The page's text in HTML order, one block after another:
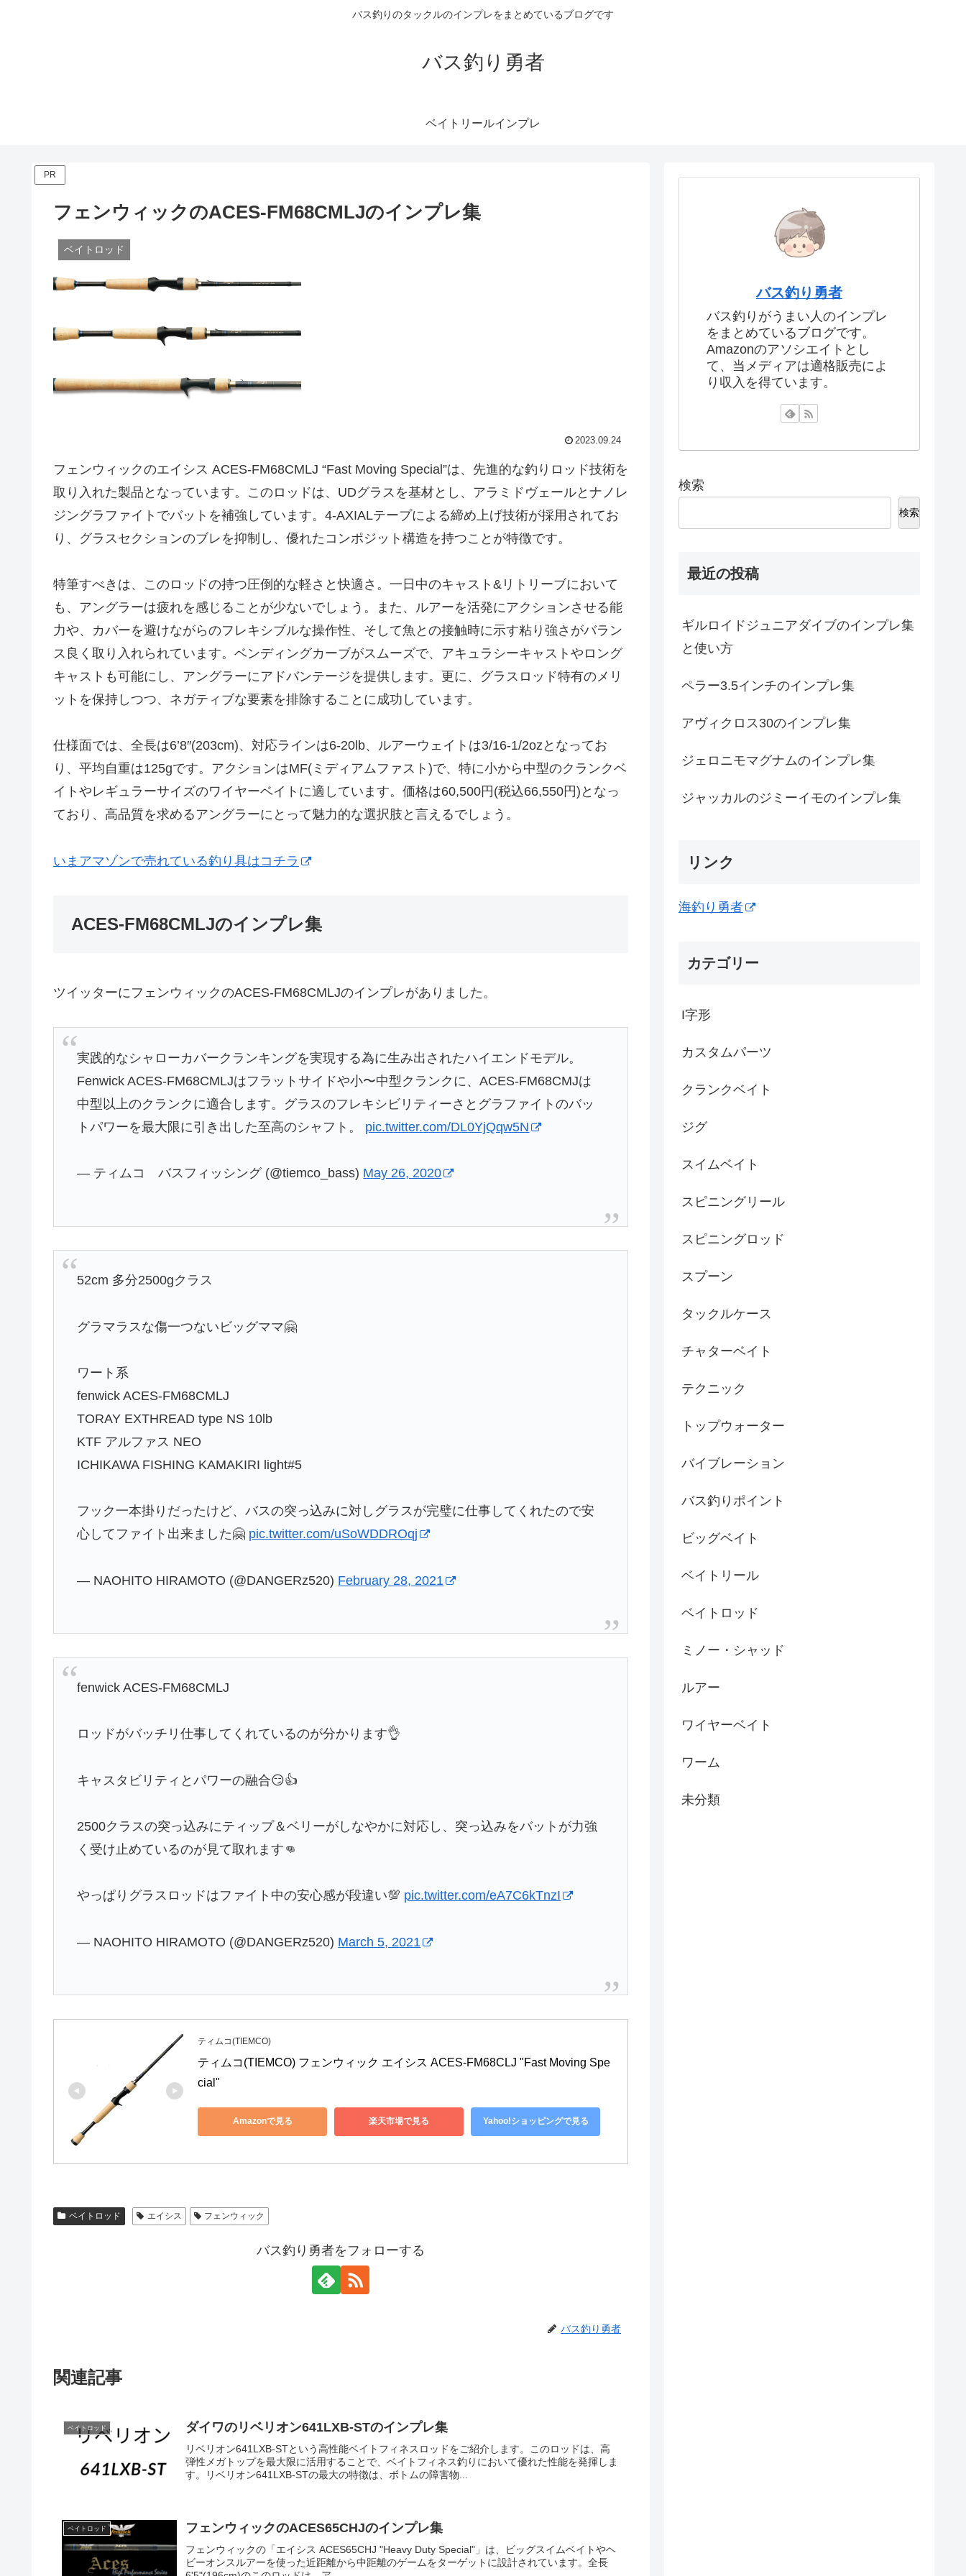
バス釣りのタックルのインプレをまとめているブログです
バス釣り勇者
ベイトリールインプレ
PR
フェンウィックのACES-FM68CMLJのインプレ集
ベイトロッド
2023.09.24
フェンウィックのエイシス ACES-FM68CMLJ “Fast Moving Special”は、先進的な釣りロッド技術を
取り入れた製品となっています。このロッドは、UDグラスを基材とし、アラミドヴェールとナノレ
ジングラファイトでバットを補強しています。4-AXIALテープによる締め上げ技術が採用されてお
り、グラスセクションのブレを抑制し、優れたコンポジット構造を持つことが特徴です。
特筆すべきは、このロッドの持つ圧倒的な軽さと快適さ。一日中のキャスト&リトリーブにおいて
も、アングラーは疲れを感じることが少ないでしょう。また、ルアーを活発にアクションさせる能
力や、カバーを避けながらのフレキシブルな操作性、そして魚との接触時に示す粘り強さがバラン
ス良く取り入れられています。ベンディングカーブがスムーズで、アキュラシーキャストやロング
キャストも可能にし、アングラーにアドバンテージを提供します。更に、グラスロッド特有のメリ
ットを保持しつつ、ネガティブな要素を排除することに成功しています。
仕様面では、全長は6’8″(203cm)、対応ラインは6-20lb、ルアーウェイトは3/16-1/2ozとなってお
り、平均自重は125gです。アクションはMF(ミディアムファスト)で、特に小から中型のクランクベ
イトやレギュラーサイズのワイヤーベイトに適しています。価格は60,500円(税込66,550円)となっ
ており、高品質を求めるアングラーにとって魅力的な選択肢と言えるでしょう。
いまアマゾンで売れている釣り具はコチラ
ACES-FM68CMLJのインプレ集
ツイッターにフェンウィックのACES-FM68CMLJのインプレがありました。
実践的なシャローカバークランキングを実現する為に生み出されたハイエンドモデル。
Fenwick ACES-FM68CMLJはフラットサイドや小〜中型クランクに、ACES-FM68CMJは
中型以上のクランクに適合します。グラスのフレキシビリティーさとグラファイトのバッ
トパワーを最大限に引き出した至高のシャフト。 pic.twitter.com/DL0YjQqw5N
— ティムコ バスフィッシング (@tiemco_bass) May 26, 2020
52cm 多分2500gクラス
グラマラスな傷一つないビッグママ🤗
ワート系
fenwick ACES-FM68CMLJ
TORAY EXTHREAD type NS 10lb
KTF アルファス NEO
ICHIKAWA FISHING KAMAKIRI light#5
フック一本掛りだったけど、バスの突っ込みに対しグラスが完璧に仕事してくれたので安
心してファイト出来ました🤗 pic.twitter.com/uSoWDDROqj
— NAOHITO HIRAMOTO (@DANGERz520) February 28, 2021
fenwick ACES-FM68CMLJ
ロッドがバッチリ仕事してくれているのが分かります👌
キャスタビリティとパワーの融合😏👍
2500クラスの突っ込みにティップ＆ベリーがしなやかに対応し、突っ込みをバットが力強
く受け止めているのが見て取れます👊
やっぱりグラスロッドはファイト中の安心感が段違い💯 pic.twitter.com/eA7C6kTnzI
— NAOHITO HIRAMOTO (@DANGERz520) March 5, 2021
ティムコ(TIEMCO)
ティムコ(TIEMCO) フェンウィック エイシス ACES-FM68CLJ "Fast Moving Spe
cial"
Amazonで見る 楽天市場で見る Yahoo!ショッピングで見る
ベイトロッド エイシス フェンウィック
バス釣り勇者をフォローする
バス釣り勇者
関連記事
ベイトロッド ダイワのリベリオン641LXB-STのインプレ集
リベリオン641LXB-STという高性能ベイトフィネスロッドをご紹介します。このロッドは、高
弾性メガトップを最大限に活用することで、ベイトフィネス釣りにおいて優れた性能を発揮しま
す。リベリオン641LXB-STの最大の特徴は、ボトムの障害物...
ベイトロッド フェンウィックのACES65CHJのインプレ集
フェンウィックの「エイシス ACES65CHJ "Heavy Duty Special"」は、ビッグスイムベイトやヘ
ビーオンスルアーを使った近距離から中距離のゲームをターゲットに設計されています。全長
バス釣り勇者
バス釣りがうまい人のインプレ
をまとめているブログです。
Amazonのアソシエイトとし
て、当メディアは適格販売によ
り収入を得ています。
検索
検索
最近の投稿
ギルロイドジュニアダイブのインプレ集
と使い方
ペラー3.5インチのインプレ集
アヴィクロス30のインプレ集
ジェロニモマグナムのインプレ集
ジャッカルのジミーイモのインプレ集
リンク
海釣り勇者
カテゴリー
I字形
カスタムパーツ
クランクベイト
ジグ
スイムベイト
スピニングリール
スピニングロッド
スプーン
タックルケース
チャターベイト
テクニック
トップウォーター
バイブレーション
バス釣りポイント
ビッグベイト
ベイトリール
ベイトロッド
ミノー・シャッド
ルアー
ワイヤーベイト
ワーム
未分類